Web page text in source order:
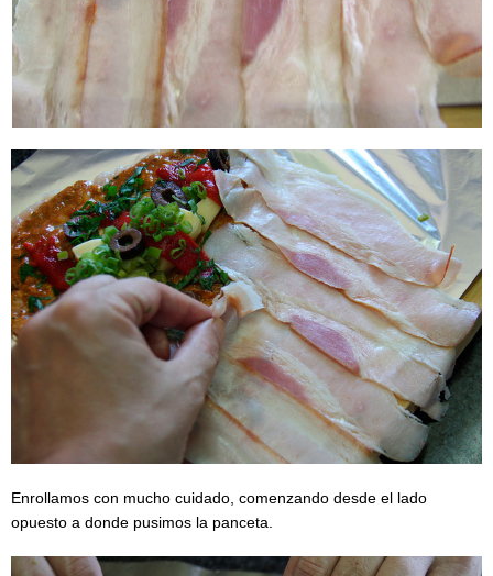
Enrollamos con mucho cuidado, comenzando desde el lado
opuesto a donde pusimos la panceta.